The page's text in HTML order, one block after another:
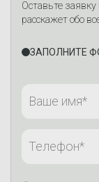
Оставьте
расскажет обо
ЗАПОЛНИТЕ